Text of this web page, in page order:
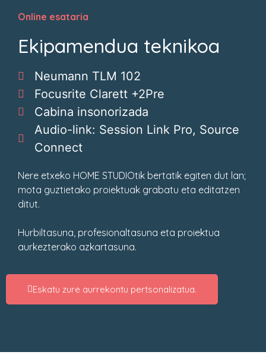
Online esataria
Ekipamendua teknikoa
Neumann TLM 102
Focusrite Clarett +2Pre
Cabina insonorizada
Audio-link: Session Link Pro, Source
Connect
Nere etxeko HOME STUDIOtik bertatik egiten dut lan;
mota guztietako proiektuak grabatu eta editatzen
ditut.
Hurbiltasuna, profesionaltasuna eta proiektua
aurkezterako azkartasuna.
Eskatu zure aurrekontu pertsonalizatua.